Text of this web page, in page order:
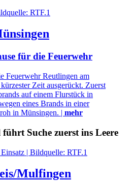
für die Feuerwehr
Feuerwehr Reutlingen am
Zeit ausgerückt. Zuerst
auf einem Flurstück in
eines Brands in einer
in Münsingen. | mehr
Suche zuerst ins Leere
Mulfingen